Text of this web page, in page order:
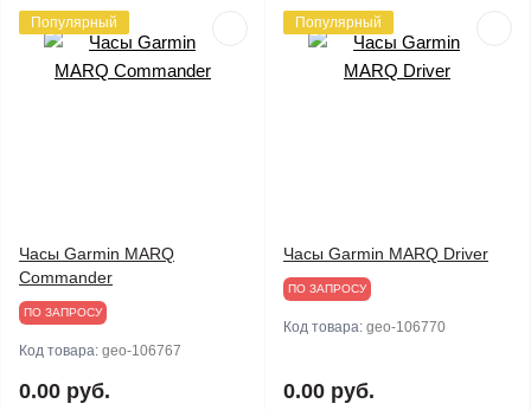
Популярный
Часы Garmin MARQ
Commander
ПО ЗАПРОСУ
Код товара: geo-106767
0.00 руб.
Популярный
Часы Garmin MARQ Driver
ПО ЗАПРОСУ
Код товара: geo-106770
0.00 руб.